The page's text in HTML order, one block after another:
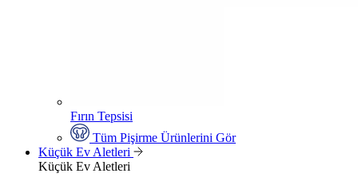
Fırın Tepsisi
Tüm Pişirme Ürünlerini Gör
Küçük Ev Aletleri
Küçük Ev Aletleri